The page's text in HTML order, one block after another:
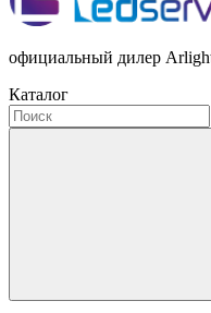
официальный дилер
Каталог